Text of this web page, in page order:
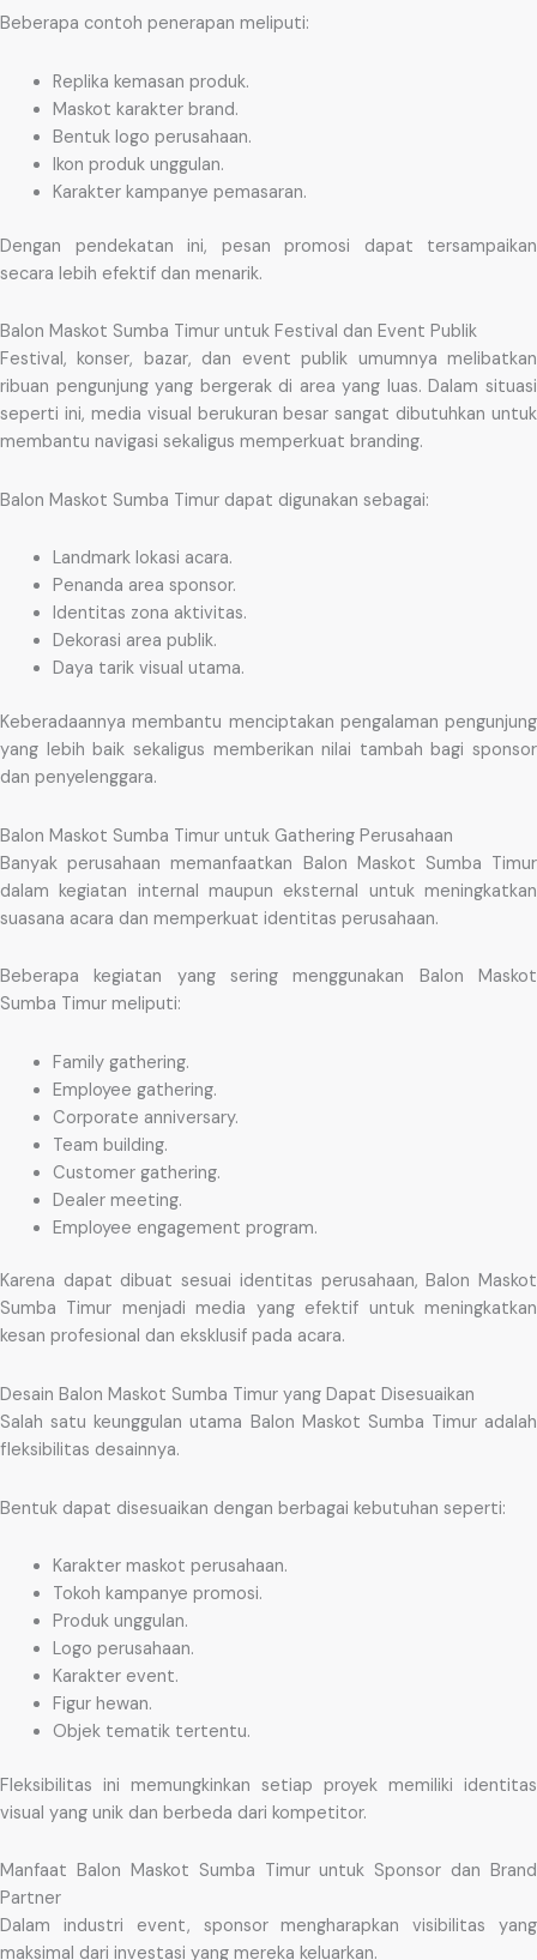
Beberapa contoh penerapan meliputi:
Replika kemasan produk.
Maskot karakter brand.
Bentuk logo perusahaan.
Ikon produk unggulan.
Karakter kampanye pemasaran.
Dengan pendekatan ini, pesan promosi dapat tersampaikan
secara lebih efektif dan menarik.
Balon Maskot Sumba Timur untuk Festival dan Event Publik
Festival, konser, bazar, dan event publik umumnya melibatkan
ribuan pengunjung yang bergerak di area yang luas. Dalam situasi
seperti ini, media visual berukuran besar sangat dibutuhkan untuk
membantu navigasi sekaligus memperkuat branding.
Balon Maskot Sumba Timur dapat digunakan sebagai:
Landmark lokasi acara.
Penanda area sponsor.
Identitas zona aktivitas.
Dekorasi area publik.
Daya tarik visual utama.
Keberadaannya membantu menciptakan pengalaman pengunjung
yang lebih baik sekaligus memberikan nilai tambah bagi sponsor
dan penyelenggara.
Balon Maskot Sumba Timur untuk Gathering Perusahaan
Banyak perusahaan memanfaatkan Balon Maskot Sumba Timur
dalam kegiatan internal maupun eksternal untuk meningkatkan
suasana acara dan memperkuat identitas perusahaan.
Beberapa kegiatan yang sering menggunakan Balon Maskot
Sumba Timur meliputi:
Family gathering.
Employee gathering.
Corporate anniversary.
Team building.
Customer gathering.
Dealer meeting.
Employee engagement program.
Karena dapat dibuat sesuai identitas perusahaan, Balon Maskot
Sumba Timur menjadi media yang efektif untuk meningkatkan
kesan profesional dan eksklusif pada acara.
Desain Balon Maskot Sumba Timur yang Dapat Disesuaikan
Salah satu keunggulan utama Balon Maskot Sumba Timur adalah
fleksibilitas desainnya.
Bentuk dapat disesuaikan dengan berbagai kebutuhan seperti:
Karakter maskot perusahaan.
Tokoh kampanye promosi.
Produk unggulan.
Logo perusahaan.
Karakter event.
Figur hewan.
Objek tematik tertentu.
Fleksibilitas ini memungkinkan setiap proyek memiliki identitas
visual yang unik dan berbeda dari kompetitor.
Manfaat Balon Maskot Sumba Timur untuk Sponsor dan Brand
Partner
Dalam industri event, sponsor mengharapkan visibilitas yang
maksimal dari investasi yang mereka keluarkan.